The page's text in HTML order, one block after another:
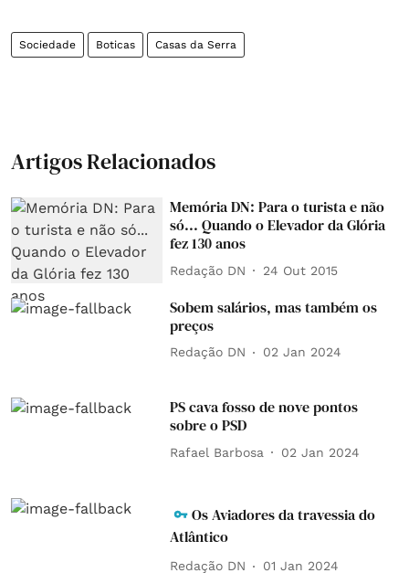
Sociedade Boticas Casas da Serra
Artigos Relacionados
Memória DN: Para o turista e não
só... Quando o Elevador da Glória
fez 130 anos
Redação DN 24 Out 2015
Sobem salários, mas também os
preços
Redação DN 02 Jan 2024
PS cava fosso de nove pontos
sobre o PSD
Rafael Barbosa 02 Jan 2024
Os Aviadores da travessia do
Atlântico
Redação DN 01 Jan 2024